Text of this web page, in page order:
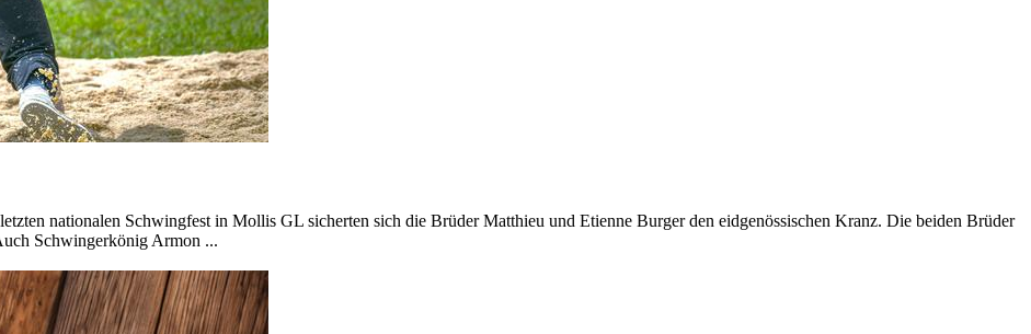
nationalen Schwingfest in Mollis GL sicherten sich die Brüder Matthieu und Etienne Burger den eidgenössischen Kranz. Die beiden Brüder
Schwingerkönig Armon ...